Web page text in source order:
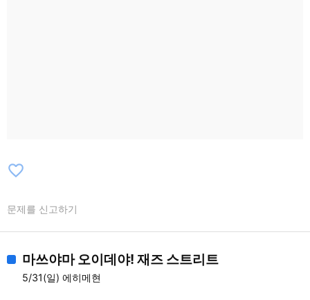
favorite_border
문제를 신고하기
마쓰야마 오이데야! 재즈 스트리트
5/31(일) 에히메현